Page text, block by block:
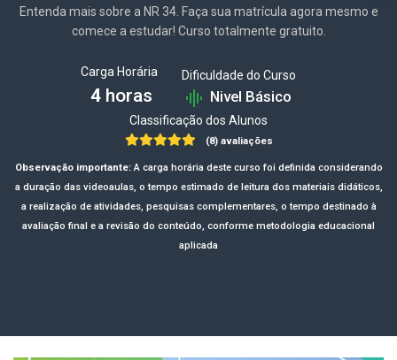
Entenda mais sobre a NR 34. Faça sua matrícula agora mesmo e
comece a estudar! Curso totalmente gratuito.
Carga Horária
4horas
Dificuldade do Curso
Nivel Básico
Classificação dos Alunos
(8) avaliações
Observação importante:A carga horária deste curso foi definida considerando
a duração das videoaulas, o tempo estimado de leitura dos materiais didáticos,
a realização de atividades, pesquisas complementares, o tempo destinado à
avaliação final e a revisão do conteúdo, conforme metodologia educacional
aplicada